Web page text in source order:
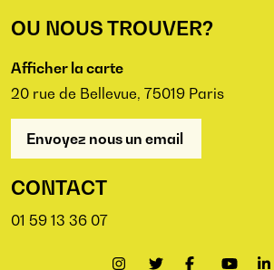
OU NOUS TROUVER?
Afficher la carte
20 rue de Bellevue, 75019 Paris
Envoyez nous un email
CONTACT
01 59 13 36 07